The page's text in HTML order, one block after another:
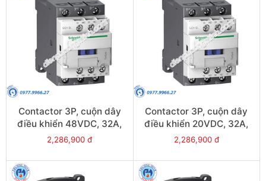
Contactor 3P, cuộn dây
điều khiển 48VDC, 32A,
1N/O, 1N/C - Model
2,286,900 đ
Contactor 3P, cuộn dây
điều khiển 20VDC, 32A,
1N/O, 1N/C - Model
2,286,900 đ